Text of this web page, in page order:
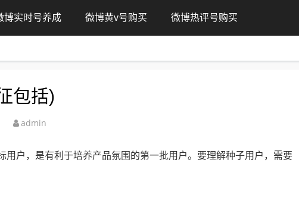
博实时号养成 微博黄v号购买 微博热评号购买
包括)
admin
用户，是有利于培养产品氛围的第一批用户。要理解种子用户，需要